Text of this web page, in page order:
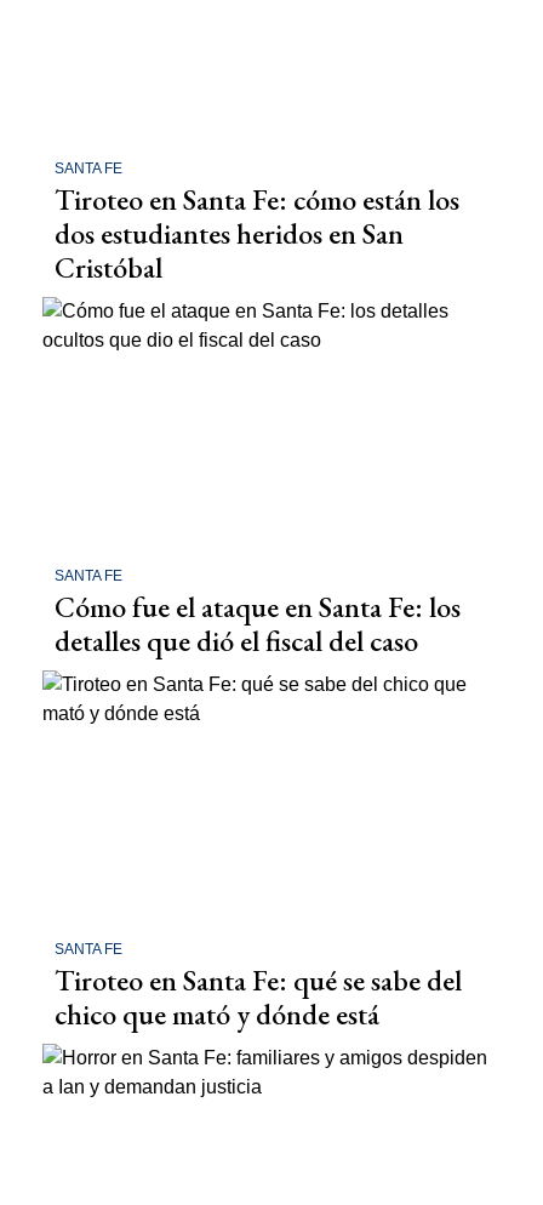
SANTA FE
Tiroteo en Santa Fe: cómo están los
dos estudiantes heridos en San
Cristóbal
SANTA FE
Cómo fue el ataque en Santa Fe: los
detalles que dió el fiscal del caso
SANTA FE
Tiroteo en Santa Fe: qué se sabe del
chico que mató y dónde está